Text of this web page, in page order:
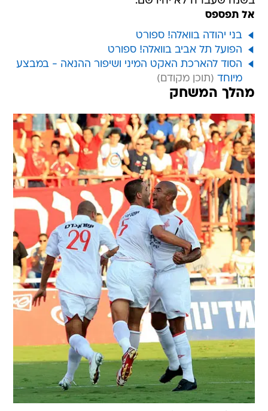
אל תפספס
בני יהודה בוואלה! ספורט
הפועל תל אביב בוואלה! ספורט
הסוד להארכת האקט המיני ושיפור ההנאה - במבצע
מיוחד
מהלך המשחק